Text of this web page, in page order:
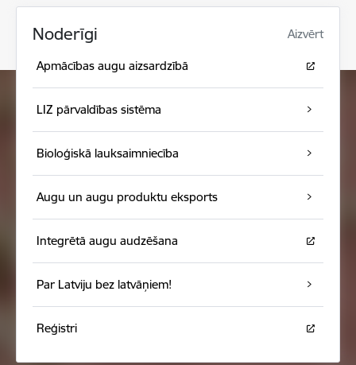
Noderīgi Aizvērt
Apmācības augu aizsardzībā
LIZ pārvaldības sistēma
Bioloģiskā lauksaimniecība
Augu un augu produktu eksports
Integrētā augu audzēšana
Par Latviju bez latvāņiem!
Reģistri